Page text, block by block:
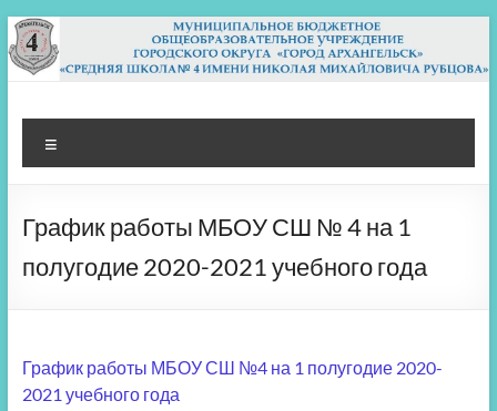
Перейти
к
содержимому
МБОУ СШ 4
Архангельск
График работы МБОУ СШ № 4 на 1
полугодие 2020-2021 учебного года
График работы МБОУ СШ №4 на 1 полугодие 2020-
2021 учебного года